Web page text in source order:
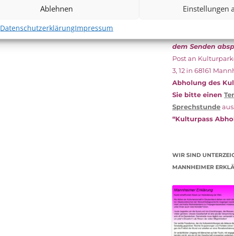
Ablehnen Einstellungen
DatenschutzerklärungImpressum
das Kulturparkett
dem Senden
Post an
3, 12 in 68161
Abholung des
Sie bitte einen
Sprechstundeaus.
“Kulturpass
WIR SIND
MANNHEIMER